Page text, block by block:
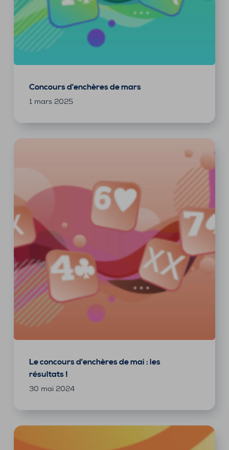
Concours d’enchères de mars
1 mars 2025
Le concours d’enchères de mai : les
résultats !
30 mai 2024